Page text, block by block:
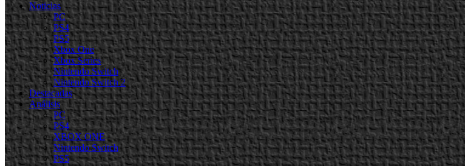
Noticias
PC
PS4
PS5
Xbox One
Xbox Series
Nintendo Switch
Nintendo Switch 2
Destacadas
Análisis
PC
PS4
XBOX ONE
Nintendo Switch
PS5